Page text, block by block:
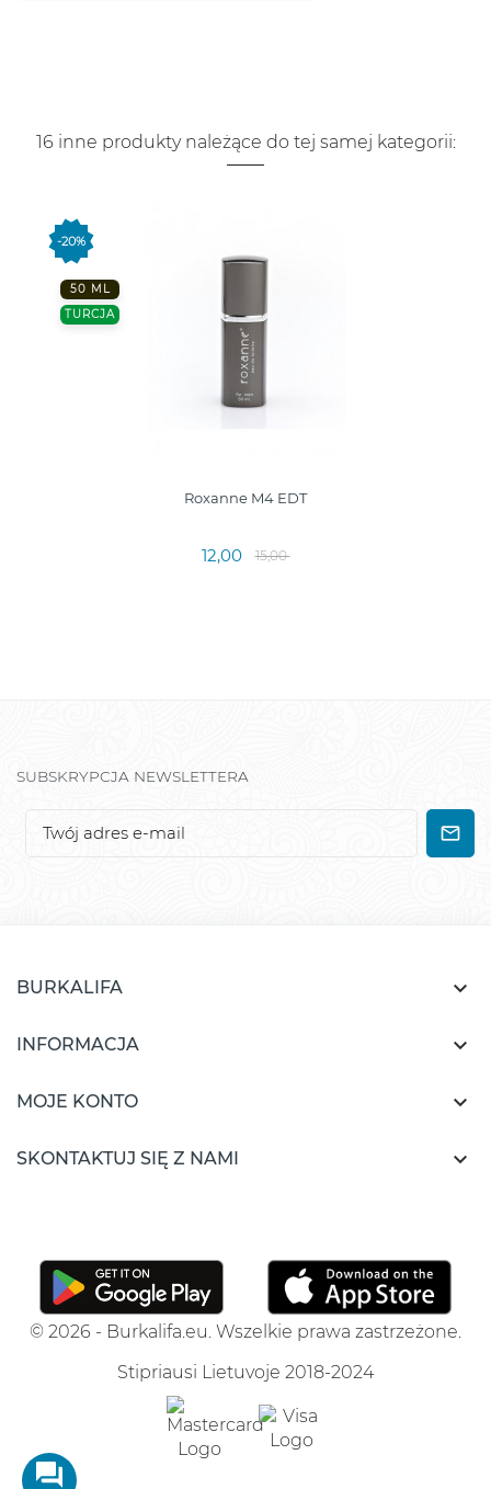
16 inne produkty należące do tej samej kategorii:
-20%
50 ML
TURCJA
Roxanne M4 EDT
12,00 15,00
SUBSKRYPCJA NEWSLETTERA
BURKALIFA 
INFORMACJA 
MOJE KONTO 
SKONTAKTUJ SIĘ Z NAMI 
© 2026 - Burkalifa.eu. Wszelkie prawa zastrzeżone.
Stipriausi Lietuvoje 2018-2024